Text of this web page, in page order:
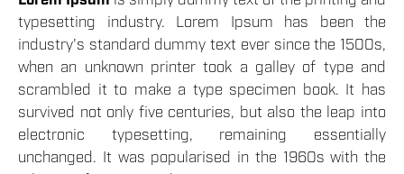
typesetting industry. Lorem Ipsum has been the
industry's standard dummy text ever since the 1500s,
when an unknown printer took a galley of type and
scrambled it to make a type specimen book. It has
survived not only five centuries, but also the leap into
electronic typesetting, remaining essentially
unchanged. It was popularised in the 1960s with the